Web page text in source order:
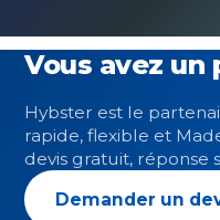
Vous avez
Hybster est le
rapide, flexible et
devis gratuit, réponse
Demander un